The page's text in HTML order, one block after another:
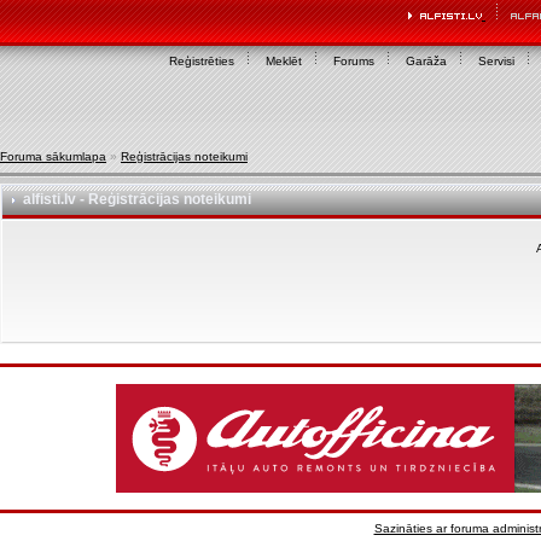
Reģistrēties Meklēt Forums Garāža Servisi
Foruma sākumlapa » Reģistrācijas noteikumi
alfisti.lv - Reģistrācijas noteikumi
Sazināties ar foruma